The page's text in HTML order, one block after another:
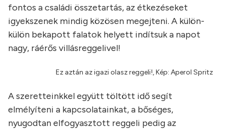
fontos a családi összetartás, az étkezéseket
igyekszenek mindig közösen megejteni. A külön-
külön bekapott falatok helyett indítsuk a napot
nagy, ráérős villásreggelivel!
Ez aztán az igazi olasz reggeli!, Kép: Aperol Spritz
A szeretteinkkel együtt töltött idő segít
elmélyíteni a kapcsolatainkat, a bőséges,
nyugodtan elfogyasztott reggeli pedig az